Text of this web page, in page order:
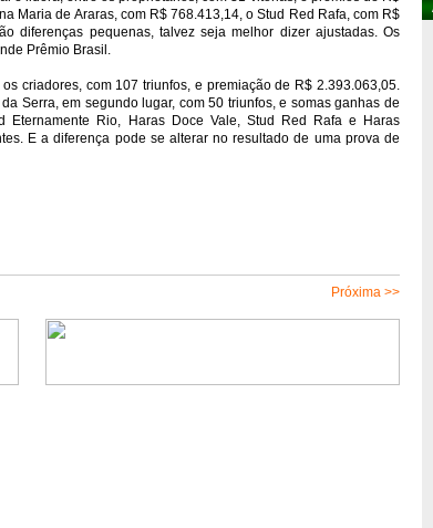
Maria de Araras, com R$ 768.413,14, o Stud Red Rafa, com R$
diferenças pequenas, talvez seja melhor dizer ajustadas. Os
Prêmio Brasil.
criadores, com 107 triunfos, e premiação de R$ 2.393.063,05.
Serra, em segundo lugar, com 50 triunfos, e somas ganhas de
Eternamente Rio, Haras Doce Vale, Stud Red Rafa e Haras
E a diferença pode se alterar no resultado de uma prova de
Próxima >>